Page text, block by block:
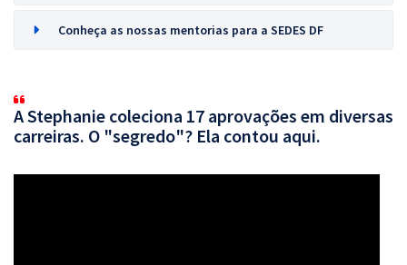
Conheça as nossas mentorias para a SEDES DF
A Stephanie coleciona 17 aprovações em diversas
carreiras. O "segredo"? Ela contou aqui.